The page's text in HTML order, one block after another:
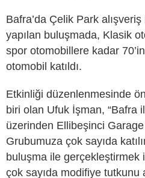
Bafra’da Çelik Park
yapılan buluşmada, Klasik
spor otomobillere kadar
otomobil katıldı.
Etkinliği düzenlenmesinde
biri olan Ufuk İşman, “Bafra
üzerinden Ellibeşinci
Grubumuza çok sayıda
buluşma ile gerçekleştirmek
çok sayıda modifiye tutkunu